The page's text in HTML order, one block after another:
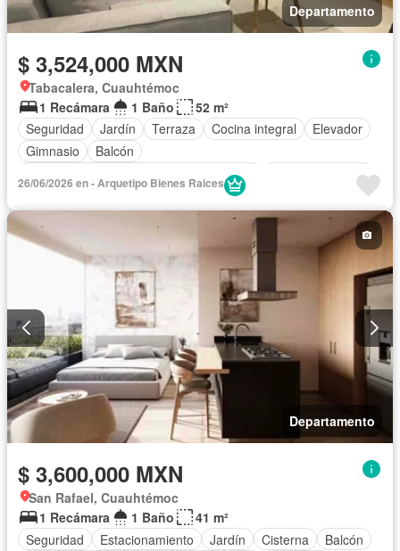
Departamento
$ 3,524,000 MXN
Tabacalera, Cuauhtémoc
1 Recámara
1 Baño
52 m²
Seguridad
Jardín Terraza Cocina integral
Elevador
Gimnasio
Balcón
Acceso para personas con discapacidad
Cocina equipada
Azotea
Despacho
Recámara con closet
Caseta de vigilancia
Permite mascotas Permite niños
26/06/2026 en - Arquetipo Bienes Raices
Departamento
$ 3,600,000 MXN
San Rafael, Cuauhtémoc
1 Recámara
1 Baño
41 m²
Seguridad
Estacionamiento Jardín Cisterna
Balcón